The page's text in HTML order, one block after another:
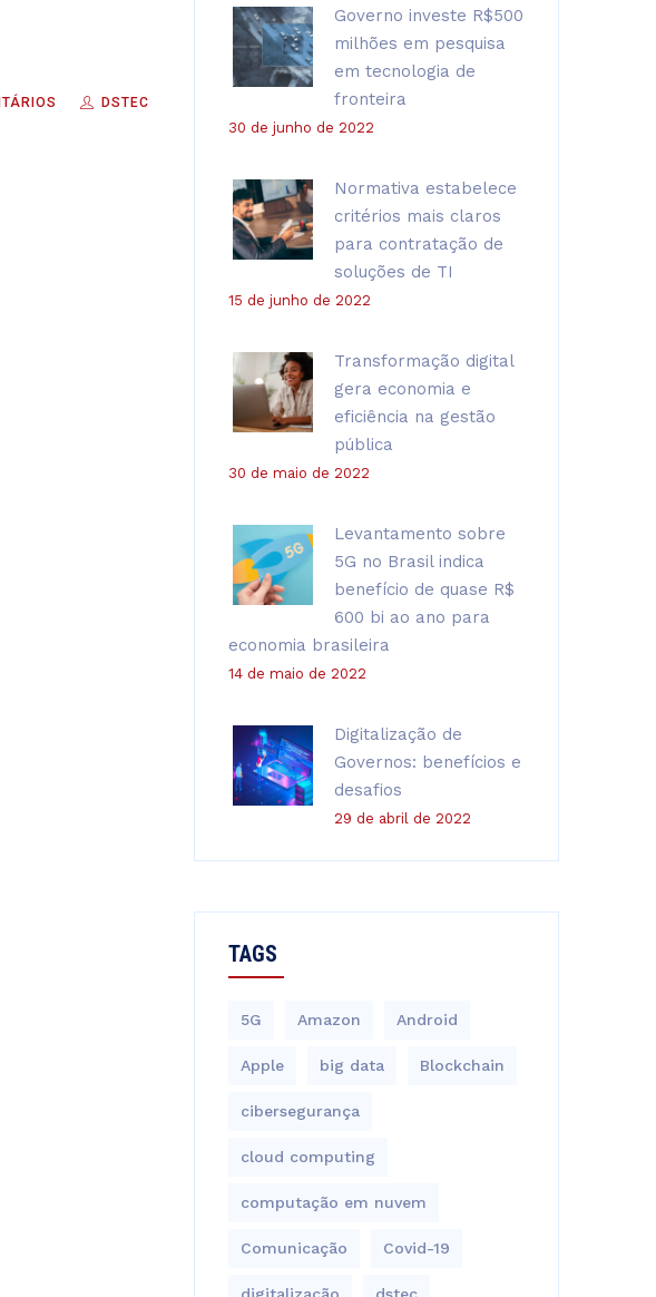
DSTEC
Governo investe R$500
milhões em pesquisa
em tecnologia de
fronteira
30 de junho de 2022
Normativa estabelece
critérios mais claros
para contratação de
soluções de TI
15 de junho de 2022
Transformação digital
gera economia e
eficiência na gestão
pública
30 de maio de 2022
Levantamento sobre
5G no Brasil indica
benefício de quase R$
600 bi ao ano para
economia brasileira
14 de maio de 2022
Digitalização de
Governos: benefícios e
desafios
29 de abril de 2022
TAGS
5G Amazon Android
Apple big data Blockchain
cibersegurança
cloud computing
computação em nuvem
Comunicação Covid-19